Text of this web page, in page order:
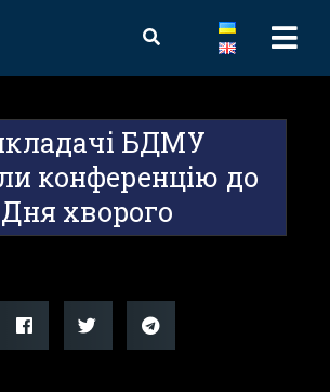
БДМУ
конференцію до
Дня хворого